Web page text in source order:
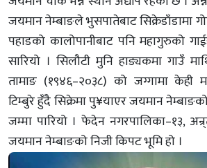
जयमान नेम्बाङले भुसपातेबाट सिक्रेडाँडामा
पहाडको कालोपानीबाट पनि महागुरुको
सारियो । सिलौटी मुनि हाङ्यकमा गाउँ
तामाङ (१९४६–२०३८) को जग्गामा केही
टिम्बुरे हुँदै सिक्रेमा पु¥याएर जयमान
जम्मा पारियो । फेदेन नगरपालिका–१३,
जयमान नेम्बाङको निजी किपट भूमि हो ।